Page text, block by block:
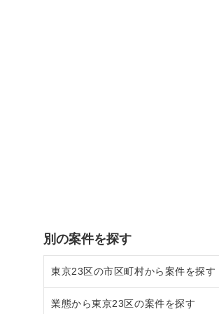
別の案件を探す
東京23区の市区町村から案件を探す
目黒区の飲食店の居抜き売却物件
業態から東京23区の案件を探す